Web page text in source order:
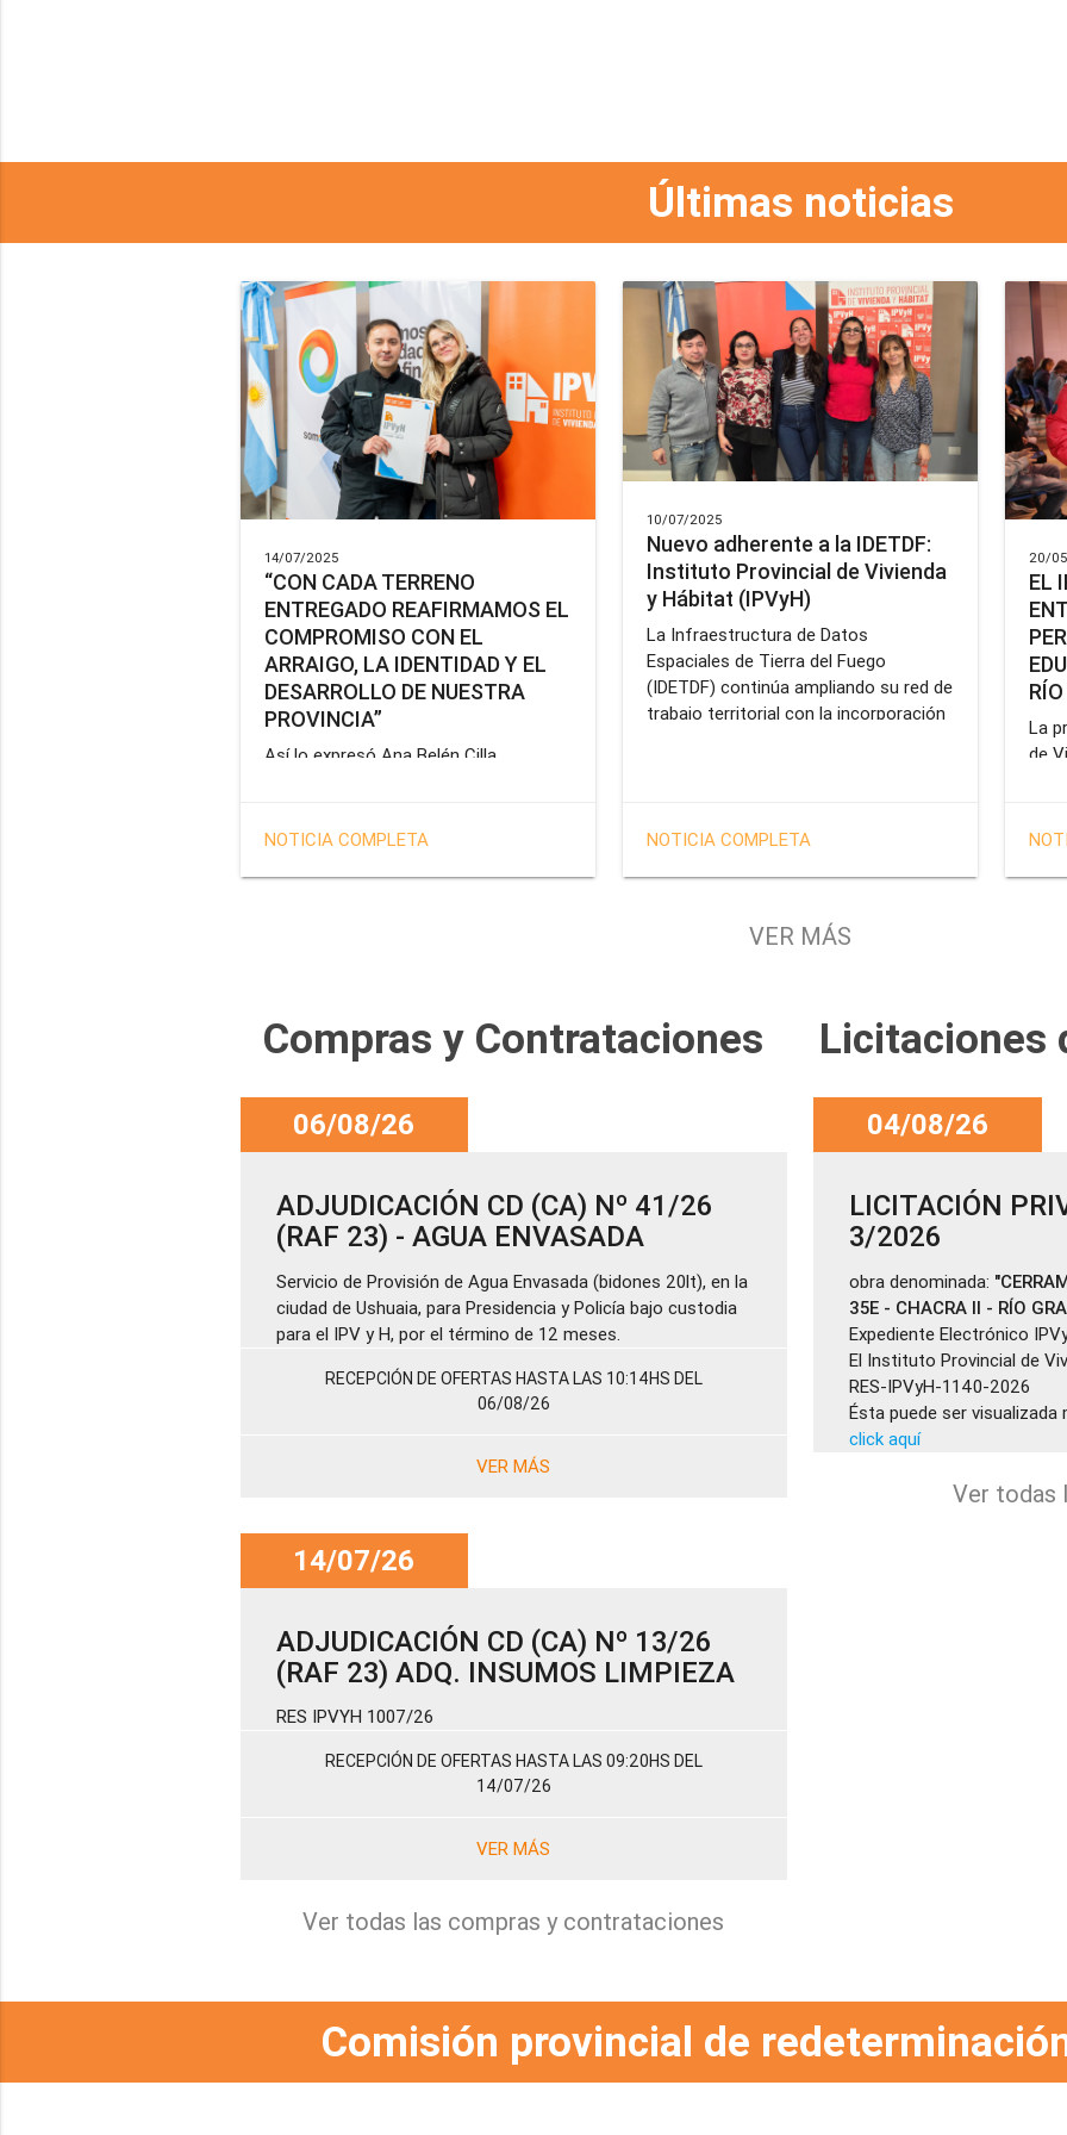
Últimas noticias
14/07/2025
“CON CADA TERRENO
ENTREGADO REAFIRMAMOS EL
COMPROMISO CON EL
ARRAIGO, LA IDENTIDAD Y EL
DESARROLLO DE NUESTRA
PROVINCIA”
Así lo expresó Ana Belén Cilla,
balance del trabajo del organismo en el
adjudicación de lotes a personal
NOTICIA COMPLETA
10/07/2025
Nuevo adherente a la IDETDF:
Instituto Provincial de Vivienda
y Hábitat (IPVyH)
La Infraestructura de Datos
Espaciales de Tierra del Fuego
(IDETDF) continúa ampliando su red de
trabajo territorial con la incorporación
NOTICIA COMPLETA
20/
EL
La
de
VER MÁS
Compras y Contrataciones
06/08/26
ADJUDICACIÓN CD (CA) Nº 41/26
(RAF 23) - AGUA ENVASADA
Servicio de Provisión de Agua Envasada (bidones 20lt), en la
ciudad de Ushuaia, para Presidencia y Policía bajo custodia
para el IPV y H, por el término de 12 meses.
RECEPCIÓN DE OFERTAS HASTA LAS 10:14HS DEL
06/08/26
VER MÁS
14/07/26
ADJUDICACIÓN CD (CA) Nº 13/26
(RAF 23) ADQ. INSUMOS LIMPIEZA
RES IPVYH 1007/26
RECEPCIÓN DE OFERTAS HASTA LAS 09:20HS DEL
14/07/26
VER MÁS
Ver todas las compras y contrataciones
Licitaciones
04/08/26
LICITACIÓN
3/2026
obra denominada:
35E - CHACRA II - RÍO
Expediente Electrónico
El Instituto Provincial de
RES-IPVyH-1140-2026
Ésta puede ser visualizada
click aquí
Ver todas
Comisión provincial de